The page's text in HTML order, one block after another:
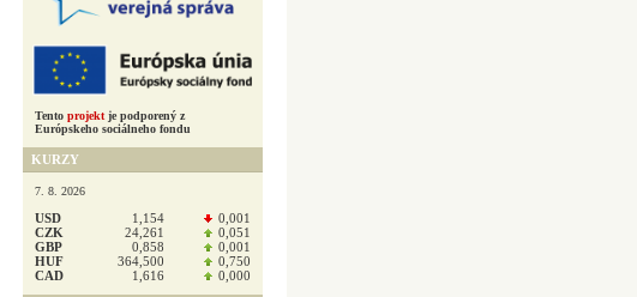
Tento projekt je podporený z
Európskeho sociálneho fondu
KURZY
7. 8. 2026
USD 1,154
0,001
CZK
24,261
0,051
GBP
0,858
0,001
HUF
364,500
0,750
CAD
1,616 0,000